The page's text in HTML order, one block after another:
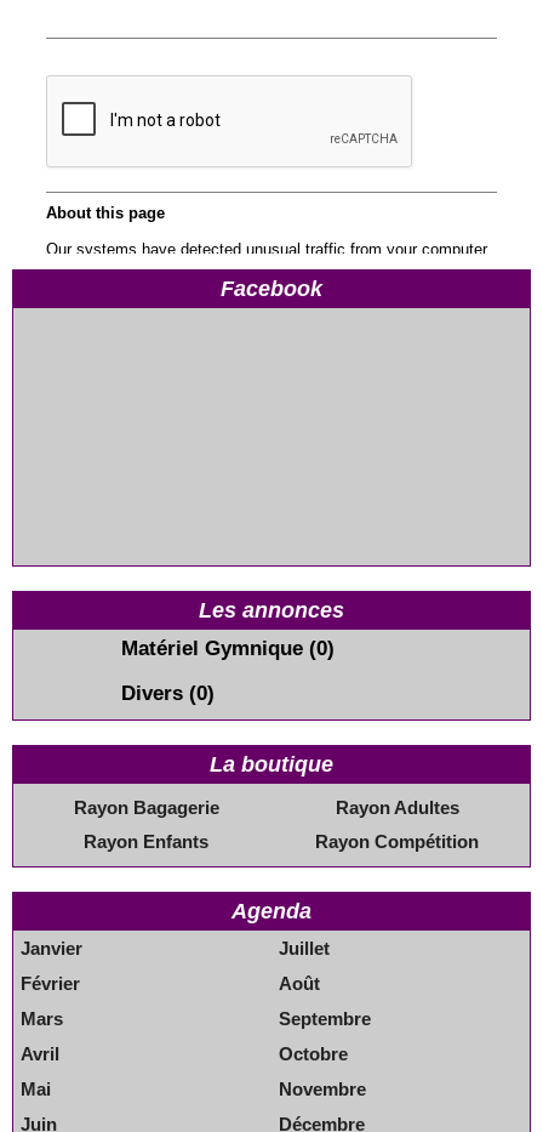
Facebook
Les annonces
Matériel Gymnique (0)
Divers (0)
La boutique
Rayon Bagagerie
Rayon Adultes
Rayon Enfants
Rayon Compétition
Agenda
Janvier
Février
Mars
Avril
Mai
Juin
Juillet
Août
Septembre
Octobre
Novembre
Décembre